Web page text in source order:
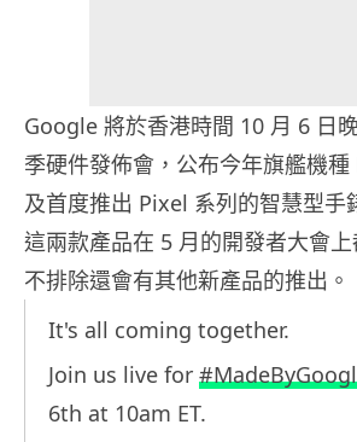
Google 將於香港時間 10 月 6 日
季硬件發佈會，公布今年旗艦機
及首度推出 Pixel 系列的智慧型手
這兩款產品在 5 月的開發者大會上
不排除還會有其他新產品的推出。
It's all coming together.
Join us live for
6th at 10am ET.